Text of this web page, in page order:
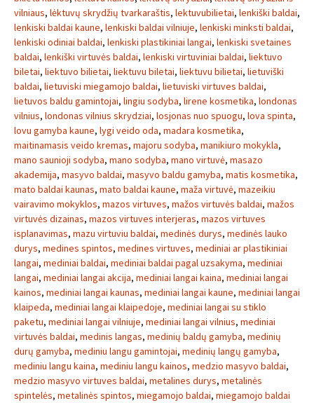
vilniaus, lėktuvų skrydžių tvarkaraštis, lektuvubilietai, lenkiški baldai,
lenkiski baldai kaune, lenkiski baldai vilniuje, lenkiski minksti baldai,
lenkiski odiniai baldai, lenkiski plastikiniai langai, lenkiski svetaines
baldai, lenkiški virtuvės baldai, lenkiski virtuviniai baldai, liektuvo
biletai, liektuvo bilietai, liektuvu biletai, liektuvu bilietai, lietuviški
baldai, lietuviski miegamojo baldai, lietuviski virtuves baldai,
lietuvos baldu gamintojai, lingiu sodyba, lirene kosmetika, londonas
vilnius, londonas vilnius skrydziai, losjonas nuo spuogu, lova spinta,
lovu gamyba kaune, lygi veido oda, madara kosmetika,
maitinamasis veido kremas, majoru sodyba, manikiuro mokykla,
mano saunioji sodyba, mano sodyba, mano virtuvė, masazo
akademija, masyvo baldai, masyvo baldu gamyba, matis kosmetika,
mato baldai kaunas, mato baldai kaune, maža virtuvė, mazeikiu
vairavimo mokyklos, mazos virtuves, mažos virtuvės baldai, mažos
virtuvės dizainas, mazos virtuves interjeras, mazos virtuves
isplanavimas, mazu virtuviu baldai, medinės durys, medinės lauko
durys, medines spintos, medines virtuves, mediniai ar plastikiniai
langai, mediniai baldai, mediniai baldai pagal uzsakyma, mediniai
langai, mediniai langai akcija, mediniai langai kaina, mediniai langai
kainos, mediniai langai kaunas, mediniai langai kaune, mediniai langai
klaipeda, mediniai langai klaipedoje, mediniai langai su stiklo
paketu, mediniai langai vilniuje, mediniai langai vilnius, mediniai
virtuvės baldai, medinis langas, medinių baldų gamyba, medinių
durų gamyba, mediniu langu gamintojai, medinių langų gamyba,
mediniu langu kaina, mediniu langu kainos, medzio masyvo baldai,
medzio masyvo virtuves baldai, metalines durys, metalinės
spintelės, metalinės spintos, miegamojo baldai, miegamojo baldai